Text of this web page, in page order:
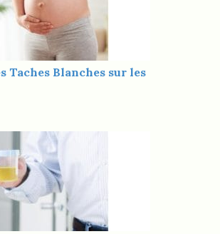
Taches Blanches sur les